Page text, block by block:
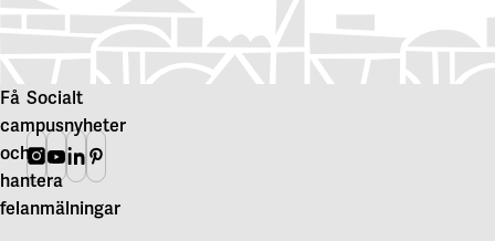
Få
campusnyheter
och
hantera
felanmälningar
Socialt
Instagram
Youtube
Linkedin
Pinterest